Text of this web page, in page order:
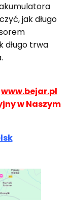
jak długo
długo trwa
www.bejar.pl
w Naszym